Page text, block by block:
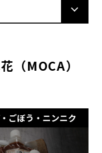
（MOCA）
ごぼう・ニンニク